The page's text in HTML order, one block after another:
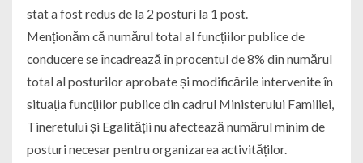
stat a fost redus de la 2 posturi la 1 post.
Menționăm că numărul total al funcțiilor publice de
conducere se încadrează în procentul de 8% din numărul
total al posturilor aprobate și modificările intervenite în
situația funcțiilor publice din cadrul Ministerului Familiei,
Tineretului și Egalității nu afectează numărul minim de
posturi necesar pentru organizarea activităților.